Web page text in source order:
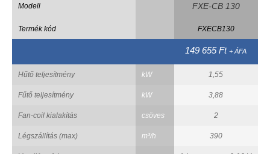
Modell FXE-CB 130
Termék kód FXECB130
149 655 Ft + ÁFA
Hűtő teljesítmény kW 1,55
Fűtő teljesítmény kW 3,88
Fan-coil kialakítás csöves 2
Légszállítás (max) m³/h 390